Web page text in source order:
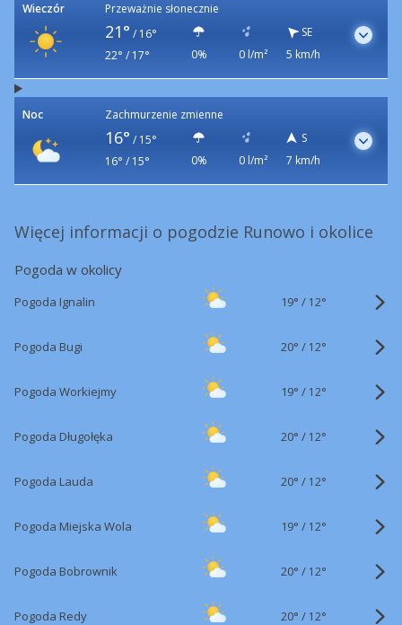
Wieczór Przeważnie słonecznie
21° / 16°
22° / 17°
0% 0 l/m²
SE
5 km/h
Noc Zachmurzenie zmienne
16° / 15°
16° / 15°
0% 0 l/m²
S
7 km/h
Więcej informacji o pogodzie Runowo i okolice
Pogoda w okolicy
Pogoda Ignalin 19° / 12°
Pogoda Bugi 20° / 12°
Pogoda Workiejmy 19° / 12°
Pogoda Długołęka 20° / 12°
Pogoda Lauda 20° / 12°
Pogoda Miejska Wola 19° / 12°
Pogoda Bobrownik 20° / 12°
Pogoda Redy 20° / 12°